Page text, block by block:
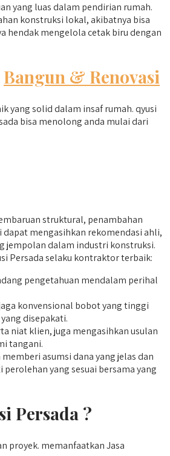
yang luas dalam pendirian rumah.
konstruksi lokal, akibatnya bisa
hendak mengelola cetak biru dengan
Bangun & Renovasi
yang solid dalam insaf rumah. qyusi
bisa menolong anda mulai dari
struktural, penambahan
mengasihkan rekomendasi ahli,
jempolan dalam industri konstruksi.
Persada selaku kontraktor terbaik:
pengetahuan mendalam perihal
konvensional bobot yang tinggi
disepakati.
niat klien, juga mengasihkan usulan
tangani.
asumsi dana yang jelas dan
yang sesuai bersama yang
Persada ?
proyek. memanfaatkan Jasa